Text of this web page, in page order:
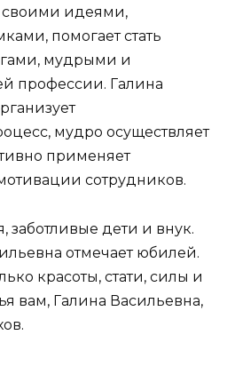
идеями,
помогает стать
мудрыми и
профессии. Галина
мудро осуществляет
применяет
сотрудников.
заботливые дети и внук.
отмечает юбилей.
красоты, стати, силы и
вам, Галина Васильевна,